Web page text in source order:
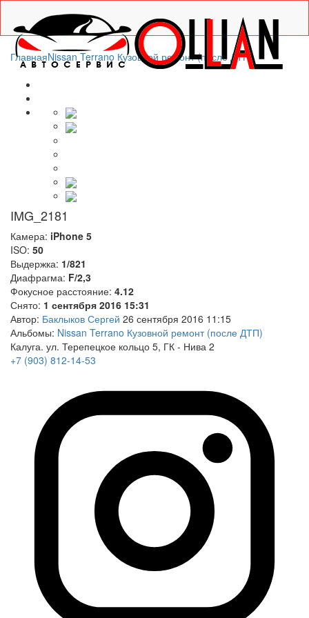
ГлавнаяNissan Terrano Кузовной ремонт (после ДТП)
IMG_2181
Камера: iPhone 5
ISO: 50
Выдержка: 1/821
Диафрагма: F/2,3
Фокусное расстояние: 4.12
Снято: 1 сентября 2016 15:31
Автор: Баклыков Сергей 26 сентября 2016 11:15
Альбомы: Nissan Terrano Кузовной ремонт (после ДТП)
Калуга. ул. Терепецкое кольцо 5, ГК - Нива 2
+7 (903) 812-14-53